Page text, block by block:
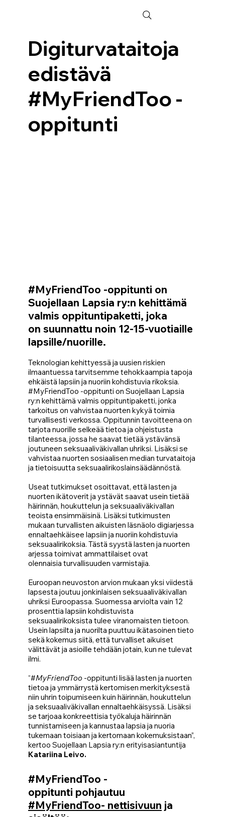
Digiturvataitoja
edistävä
#MyFriendToo -
oppitunti
#MyFriendToo -oppitunti on
Suojellaan Lapsia ry:n kehittämä
valmis oppituntipaketti, joka
on suunnattu noin 12-15-vuotiaille
lapsille/nuorille.
Teknologian kehittyessä ja uusien riskien
ilmaantuessa tarvitsemme tehokkaampia tapoja
ehkäistä lapsiin ja nuoriin kohdistuvia rikoksia.
#MyFriendToo -oppitunti on Suojellaan Lapsia
ry:n kehittämä valmis oppituntipaketti, jonka
tarkoitus on vahvistaa nuorten kykyä toimia
turvallisesti verkossa. Oppitunnin tavoitteena on
tarjota nuorille selkeää tietoa ja ohjeistusta
tilanteessa, jossa he saavat tietää ystävänsä
joutuneen seksuaaliväkivallan uhriksi. Lisäksi se
vahvistaa nuorten sosiaalisen median turvataitoja
ja tietoisuutta seksuaalirikoslainsäädännöstä.
Useat tutkimukset osoittavat, että lasten ja
nuorten ikätoverit ja ystävät saavat usein tietää
häirinnän, houkuttelun ja seksuaaliväkivallan
teoista ensimmäisinä. Lisäksi tutkimusten
mukaan turvallisten aikuisten läsnäolo digiarjessa
ennaltaehkäisee lapsiin ja nuoriin kohdistuvia
seksuaalirikoksia. Tästä syystä lasten ja nuorten
arjessa toimivat ammattilaiset ovat
olennaisia turvallisuuden varmistajia.
Euroopan neuvoston arvion mukaan yksi viidestä
lapsesta joutuu jonkinlaisen seksuaaliväkivallan
uhriksi Euroopassa. Suomessa arviolta vain 12
prosenttia lapsiin kohdistuvista
seksuaalirikoksista tulee viranomaisten tietoon.
Usein lapsilta ja nuorilta puuttuu ikätasoinen tieto
sekä kokemus siitä, että turvalliset aikuiset
välittävät ja asioille tehdään jotain, kun ne tulevat
ilmi.
“#MyFriendToo -oppitunti lisää lasten ja nuorten
tietoa ja ymmärrystä kertomisen merkityksestä
niin uhrin toipumiseen kuin häirinnän, houkuttelun
ja seksuaaliväkivallan ennaltaehkäisyssä. Lisäksi
se tarjoaa konkreettisia työkaluja häirinnän
tunnistamiseen ja kannustaa lapsia ja nuoria
tukemaan toisiaan ja kertomaan kokemuksistaan”,
kertoo Suojellaan Lapsia ry:n erityisasiantuntija
Katariina Leivo.
#MyFriendToo -
oppitunti pohjautuu
#MyFriendToo- nettisivuun ja